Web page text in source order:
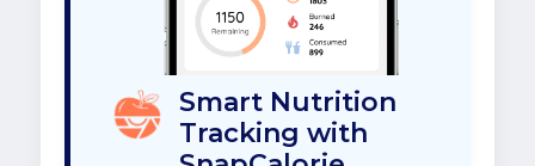
Smart Nutrition
Tracking with